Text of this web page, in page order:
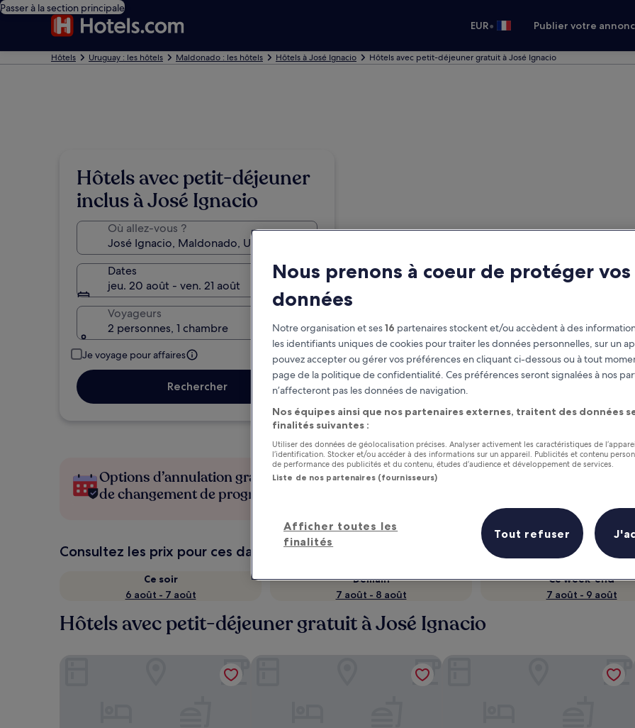
Passer à la section principale
EUR• Publier votre
Hôtels Uruguay : les hôtels Maldonado : les hôtels Hôtels à José Ignacio Hôtels avec petit-déjeuner gratuit à José Ignacio
Hôtels avec petit-déjeuner
inclus à José Ignacio
Où allez-vous ?
Dates
jeu. 20 août - ven. 21 août
Voyageurs
2 personnes, 1 chambre
Je voyage pour affaires
Rechercher
Options d’annulation gratuite en cas
de changement de programme
Gagnez des récompenses pour
Consultez les prix pour ces dates
Ce soir
6 août - 7 août
Demain
7 août - 8 août
Ce week-end
7 août - 9 août
Hôtels avec petit-déjeuner gratuit à José Ignacio
Casagrande Hotel and Beach Club
Nous prenons à coeur de protéger vos
données
Notre organisation et ses16 partenaires stockent et/ou accèdent à des
les identifiants uniques de cookies pour traiter les données personnelles, sur un
pouvez accepter ou gérer vos préférences en cliquant ci-dessous ou à tout
page de la politique de confidentialité. Ces préférences seront signalées à nos
n’affecteront pas les données de navigation.
Nos équipes ainsi que nos partenaires externes, traitent des données
finalités suivantes :
Utiliser des données de géolocalisation précises. Analyser activement les caractéristiques de
l’identification. Stocker et/ou accéder à des informations sur un appareil. Publicités et contenu
de performance des publicités et du contenu, études d’audience et développement de services.
Liste de nos partenaires (fournisseurs)
Afficher toutes les
finalités
Tout refuser